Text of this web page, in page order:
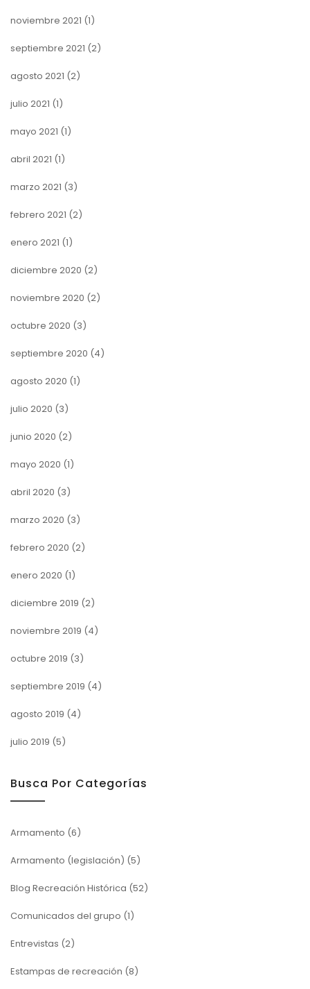
noviembre 2021 (1)
septiembre 2021 (2)
agosto 2021 (2)
julio 2021 (1)
mayo 2021 (1)
abril 2021 (1)
marzo 2021 (3)
febrero 2021 (2)
enero 2021 (1)
diciembre 2020 (2)
noviembre 2020 (2)
octubre 2020 (3)
septiembre 2020 (4)
agosto 2020 (1)
julio 2020 (3)
junio 2020 (2)
mayo 2020 (1)
abril 2020 (3)
marzo 2020 (3)
febrero 2020 (2)
enero 2020 (1)
diciembre 2019 (2)
noviembre 2019 (4)
octubre 2019 (3)
septiembre 2019 (4)
agosto 2019 (4)
julio 2019 (5)
Busca Por Categorías
Armamento (6)
Armamento (legislación) (5)
Blog Recreación Histórica (52)
Comunicados del grupo (1)
Entrevistas (2)
Estampas de recreación (8)